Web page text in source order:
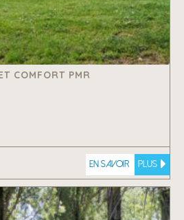
COMFORT PMR
En savoir plus